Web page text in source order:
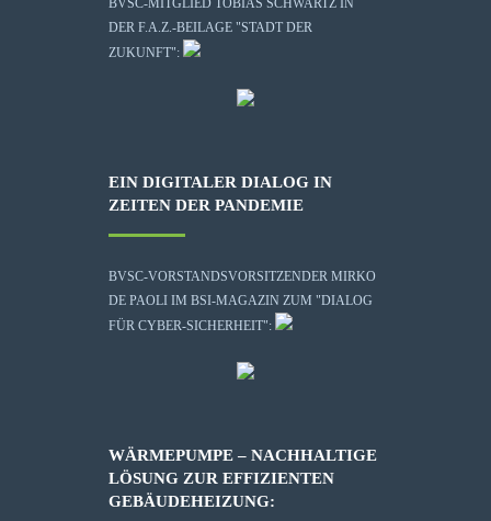
BVSC-MITGLIED TOBIAS SCHWARTZ IN
DER F.A.Z.-BEILAGE "STADT DER
ZUKUNFT":
EIN DIGITALER DIALOG IN
ZEITEN DER PANDEMIE
BVSC-VORSTANDSVORSITZENDER MIRKO
DE PAOLI IM BSI-MAGAZIN ZUM "DIALOG
FÜR CYBER-SICHERHEIT":
WÄRMEPUMPE – NACHHALTIGE
LÖSUNG ZUR EFFIZIENTEN
GEBÄUDEHEIZUNG: